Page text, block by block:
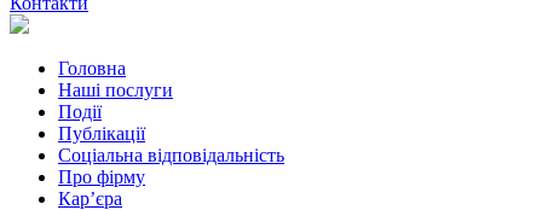
Головна
Наші послуги
Події
Публікації
Соціальна відповідальність
Про фiрму
Кар’єра